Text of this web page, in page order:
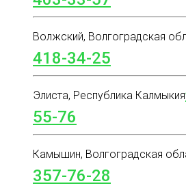
Волжский, Волгоградская
418-34-25
Элиста, Республика Калмыкия
55-76
Камышин, Волгоградская
357-76-28